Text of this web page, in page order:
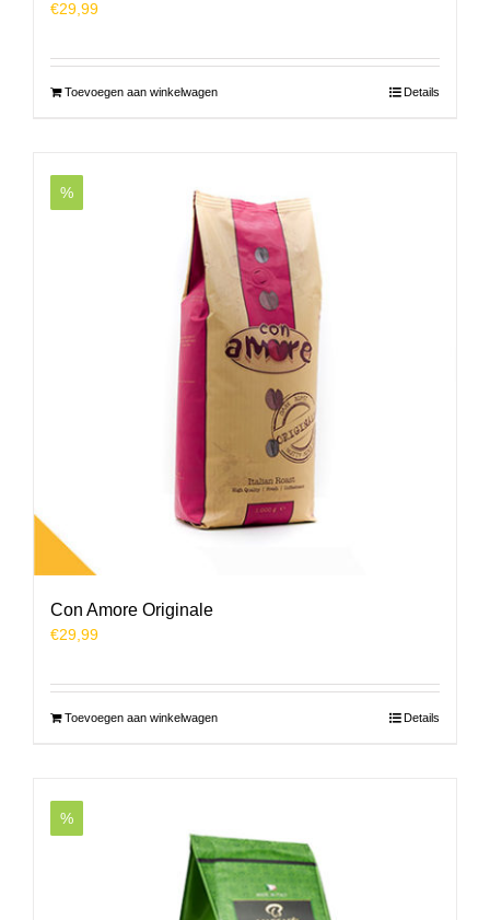
€29,99
Toevoegen aan winkelwagen Details
%
Con Amore Originale
€29,99
Toevoegen aan winkelwagen Details
%